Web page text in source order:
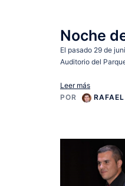
Noche
El pasado 29 de
Auditorio del
Leer más
POR